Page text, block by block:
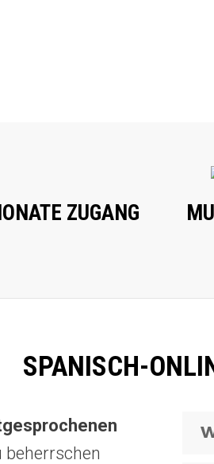
ZUGANG
SPANISCH-
beherrschen